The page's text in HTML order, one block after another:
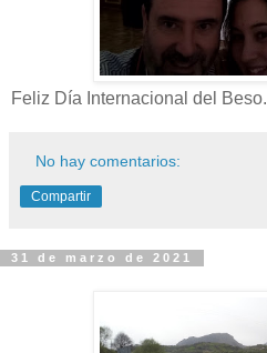
Feliz Día Internacional del Beso.
No hay comentarios:
Compartir
31 de marzo de 2021